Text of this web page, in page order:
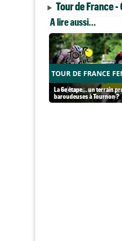
Tour de France
A lire aussi...
TOUR DE FRANCE
La 6e étape… un terrain
baroudeuses à Tournon ?